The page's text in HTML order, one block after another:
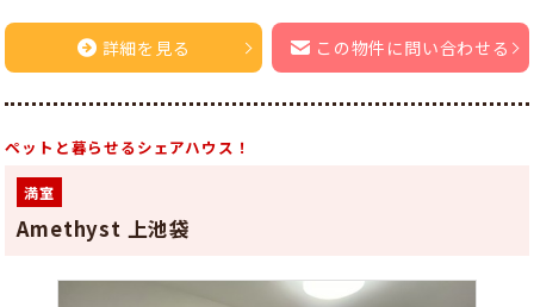
詳細を見る この物件に問い合わせる
ペットと暮らせるシェアハウス！
満室
Amethyst 上池袋